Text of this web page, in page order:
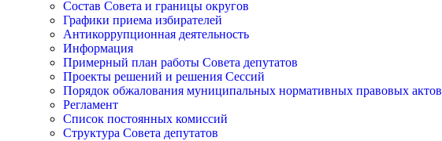
Состав Совета и границы округов
Графики приема избирателей
Антикоррупционная деятельность
Информация
Примерный план работы Совета депутатов
Проекты решений и решения Сессий
Порядок обжалования муниципальных нормативных правовых актов
Регламент
Список постоянных комиссий
Структура Совета депутатов